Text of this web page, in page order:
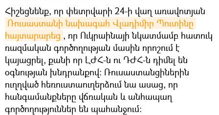
Հիշեցնենք, որ փետրվարի 24-ի վաղ առավոտյան
Ռուսաստանի նախագահ Վլադիմիր Պուտինը
հայտարարեց , որ Ուկրաինայի նկատմամբ հատուկ
ռազմական գործողության մասին որոշում է
կայացրել, քանի որ ԼԺՀ-ն ու ԴԺՀ-ն դիմել են
օգնության խնդրանքով։ Ռուսաստանցիներին
ուղղված հեռուստաուղերձում նա ասաց, որ
հանգամանքները վճռական և անհապաղ
գործողություններ են պահանջում։